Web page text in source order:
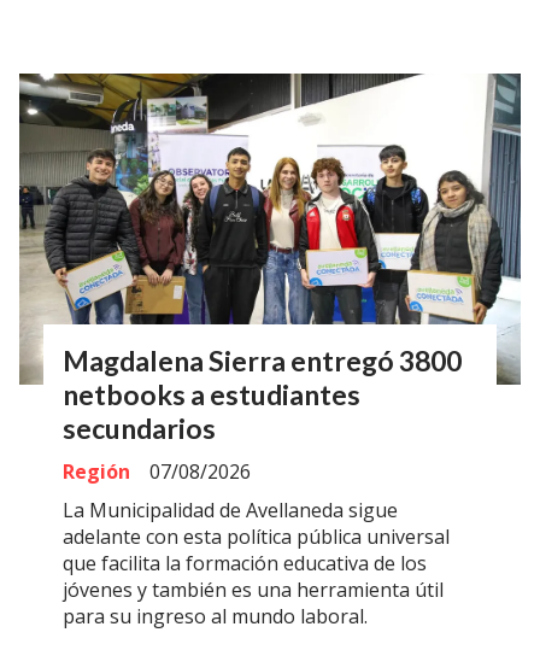
Magdalena Sierra entregó 3800
netbooks a estudiantes
secundarios
Región
07/08/2026
La Municipalidad de Avellaneda sigue
adelante con esta política pública universal
que facilita la formación educativa de los
jóvenes y también es una herramienta útil
para su ingreso al mundo laboral.